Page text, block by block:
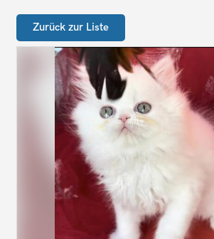
Zurück zur Liste